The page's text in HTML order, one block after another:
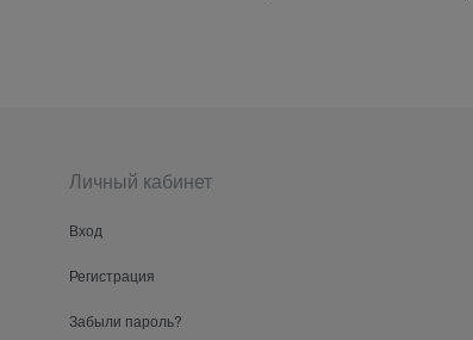
Личный кабинет
Вход
Регистрация
Забыли пароль?